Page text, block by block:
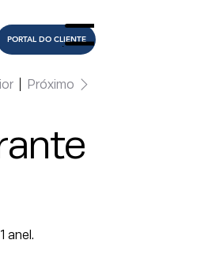
PORTAL DO CLIENTE
Menu
Próximo
anel.